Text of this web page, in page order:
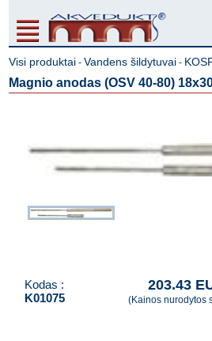
Visi produktai -Vandens šildytuvai -
Magnio anodas (OSV 40-80)
Kodas :
K01075
203.43
(Kainos nurodytos